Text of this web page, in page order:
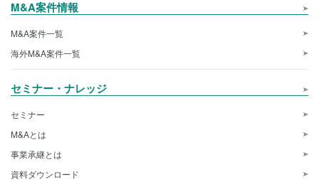
M&A案件情報
M&A案件一覧
海外M&A案件一覧
セミナー・ナレッジ
セミナー
M&Aとは
事業承継とは
資料ダウンロード